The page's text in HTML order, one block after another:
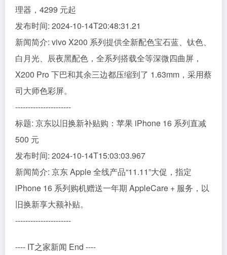
理器，4299 元起
发布时间: 2024-10-14T20:48:31.21
新闻简介: vivo X200 系列提供全新配色宝石蓝、钛色、
白月光、辰夜黑配色，全系列搭载全等深微四曲屏，
X200 Pro 下巴和其余三边都压缩到了 1.63mm，采用蔡
司大师色彩屏。
----------------------
标题: 京东以旧换新补贴购：苹果 iPhone 16 系列直减
500 元
发布时间: 2024-10-14T15:03:03.967
新闻简介: 京东 Apple 全线产品“11.11”大促，指定
iPhone 16 系列购机赠送一年期 AppleCare + 服务，以
旧换新享大额补贴。
----------------------
---- IT之家新闻 End ----